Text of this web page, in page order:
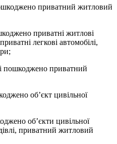
приватний житловий
приватні житлові
легкові автомобілі,
пошкоджено приватний
об’єкт цивільної
об’єкти цивільної
приватний житловий